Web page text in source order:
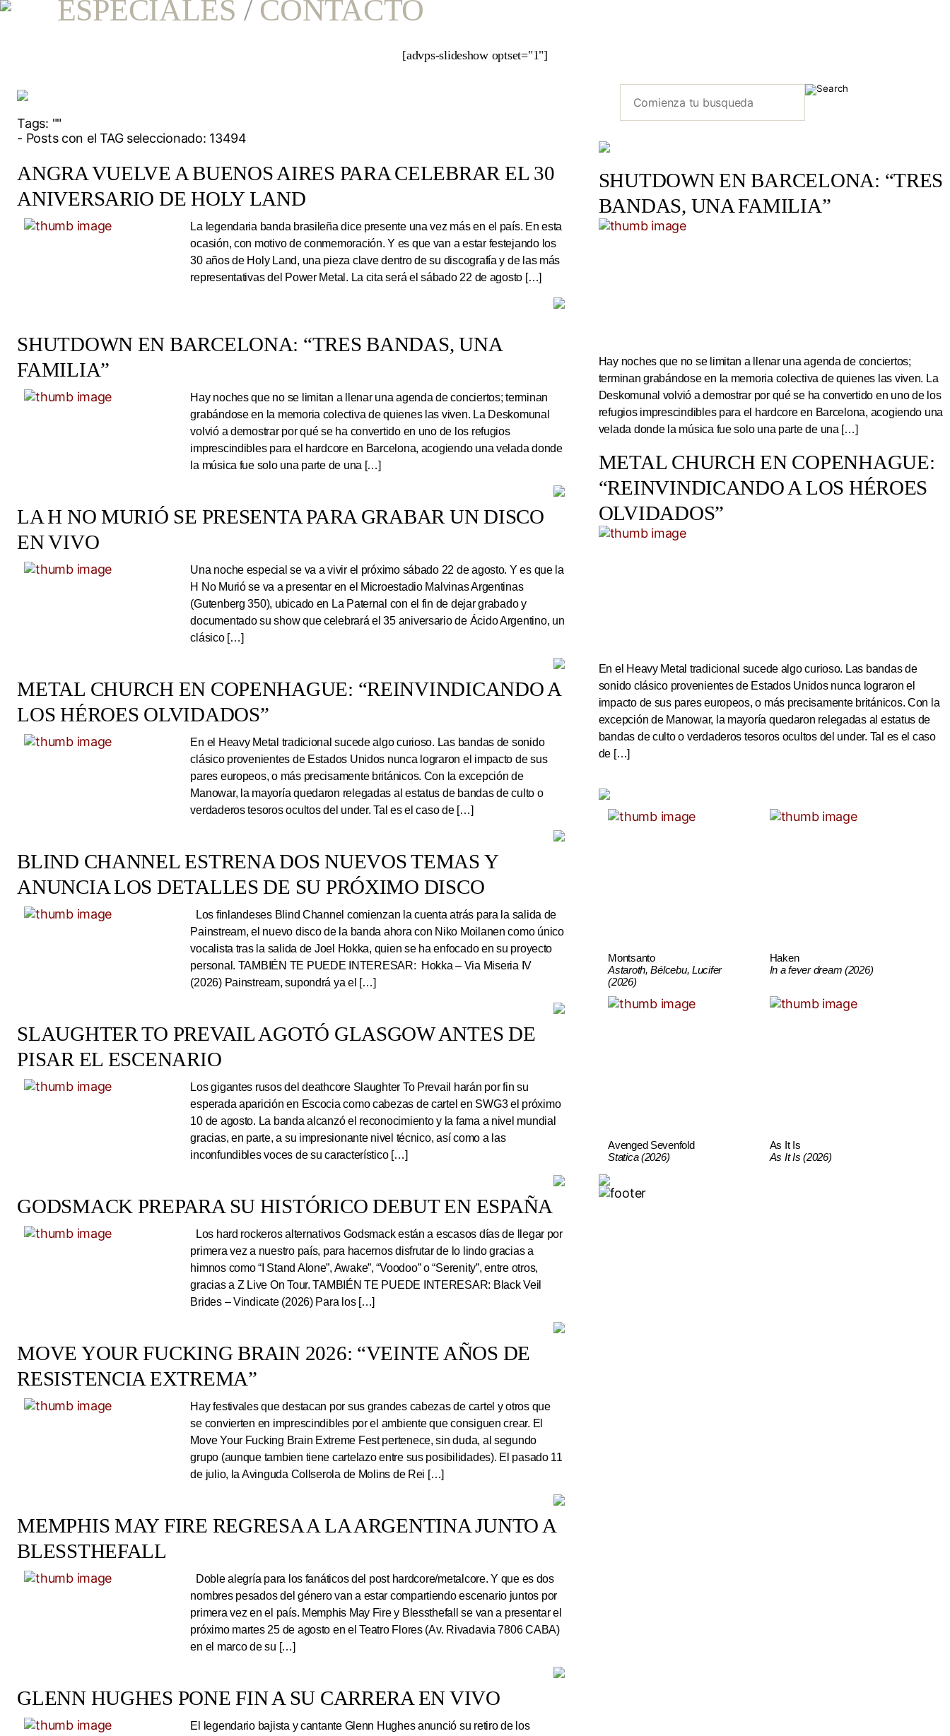
ESPECIALES / CONTACTO
[advps-slideshow optset="1"]
Tags: ""
- Posts con el TAG seleccionado: 13494
ANGRA VUELVE A BUENOS AIRES PARA CELEBRAR EL 30
ANIVERSARIO DE HOLY LAND
La legendaria banda brasileña dice presente una vez más en el país. En esta
ocasión, con motivo de conmemoración. Y es que van a estar festejando los
30 años de Holy Land, una pieza clave dentro de su discografía y de las más
representativas del Power Metal. La cita será el sábado 22 de agosto […]
SHUTDOWN EN BARCELONA: “TRES BANDAS, UNA
FAMILIA”
Hay noches que no se limitan a llenar una agenda de conciertos; terminan
grabándose en la memoria colectiva de quienes las viven. La Deskomunal
volvió a demostrar por qué se ha convertido en uno de los refugios
imprescindibles para el hardcore en Barcelona, acogiendo una velada donde
la música fue solo una parte de una […]
LA H NO MURIÓ SE PRESENTA PARA GRABAR UN DISCO
EN VIVO
Una noche especial se va a vivir el próximo sábado 22 de agosto. Y es que la
H No Murió se va a presentar en el Microestadio Malvinas Argentinas
(Gutenberg 350), ubicado en La Paternal con el fin de dejar grabado y
documentado su show que celebrará el 35 aniversario de Ácido Argentino, un
clásico […]
METAL CHURCH EN COPENHAGUE: “REINVINDICANDO A
LOS HÉROES OLVIDADOS”
En el Heavy Metal tradicional sucede algo curioso. Las bandas de sonido
clásico provenientes de Estados Unidos nunca lograron el impacto de sus
pares europeos, o más precisamente británicos. Con la excepción de
Manowar, la mayoría quedaron relegadas al estatus de bandas de culto o
verdaderos tesoros ocultos del under. Tal es el caso de […]
BLIND CHANNEL ESTRENA DOS NUEVOS TEMAS Y
ANUNCIA LOS DETALLES DE SU PRÓXIMO DISCO
Los finlandeses Blind Channel comienzan la cuenta atrás para la salida de
Painstream, el nuevo disco de la banda ahora con Niko Moilanen como único
vocalista tras la salida de Joel Hokka, quien se ha enfocado en su proyecto
personal. TAMBIÉN TE PUEDE INTERESAR: Hokka – Via Miseria IV
(2026) Painstream, supondrá ya el […]
SLAUGHTER TO PREVAIL AGOTÓ GLASGOW ANTES DE
PISAR EL ESCENARIO
Los gigantes rusos del deathcore Slaughter To Prevail harán por fin su
esperada aparición en Escocia como cabezas de cartel en SWG3 el próximo
10 de agosto. La banda alcanzó el reconocimiento y la fama a nivel mundial
gracias, en parte, a su impresionante nivel técnico, así como a las
inconfundibles voces de su característico […]
GODSMACK PREPARA SU HISTÓRICO DEBUT EN ESPAÑA
Los hard rockeros alternativos Godsmack están a escasos días de llegar por
primera vez a nuestro país, para hacernos disfrutar de lo lindo gracias a
himnos como “I Stand Alone”, Awake”, “Voodoo” o “Serenity”, entre otros,
gracias a Z Live On Tour. TAMBIÉN TE PUEDE INTERESAR: Black Veil
Brides – Vindicate (2026) Para los […]
MOVE YOUR FUCKING BRAIN 2026: “VEINTE AÑOS DE
RESISTENCIA EXTREMA”
Hay festivales que destacan por sus grandes cabezas de cartel y otros que
se convierten en imprescindibles por el ambiente que consiguen crear. El
Move Your Fucking Brain Extreme Fest pertenece, sin duda, al segundo
grupo (aunque tambien tiene cartelazo entre sus posibilidades). El pasado 11
de julio, la Avinguda Collserola de Molins de Rei […]
MEMPHIS MAY FIRE REGRESA A LA ARGENTINA JUNTO A
BLESSTHEFALL
Doble alegría para los fanáticos del post hardcore/metalcore. Y que es dos
nombres pesados del género van a estar compartiendo escenario juntos por
primera vez en el país. Memphis May Fire y Blessthefall se van a presentar el
próximo martes 25 de agosto en el Teatro Flores (Av. Rivadavia 7806 CABA)
en el marco de su […]
GLENN HUGHES PONE FIN A SU CARRERA EN VIVO
El legendario bajista y cantante Glenn Hughes anunció su retiro de los
SHUTDOWN EN BARCELONA: “TRES
BANDAS, UNA FAMILIA”
Hay noches que no se limitan a llenar una agenda de conciertos;
terminan grabándose en la memoria colectiva de quienes las viven. La
Deskomunal volvió a demostrar por qué se ha convertido en uno de los
refugios imprescindibles para el hardcore en Barcelona, acogiendo una
velada donde la música fue solo una parte de una […]
METAL CHURCH EN COPENHAGUE:
“REINVINDICANDO A LOS HÉROES
OLVIDADOS”
En el Heavy Metal tradicional sucede algo curioso. Las bandas de
sonido clásico provenientes de Estados Unidos nunca lograron el
impacto de sus pares europeos, o más precisamente británicos. Con la
excepción de Manowar, la mayoría quedaron relegadas al estatus de
bandas de culto o verdaderos tesoros ocultos del under. Tal es el caso
de […]
Montsanto
Astaroth, Bélcebu, Lucifer
(2026)
Haken
In a fever dream (2026)
Avenged Sevenfold
Statica (2026)
As It Is
As It Is (2026)